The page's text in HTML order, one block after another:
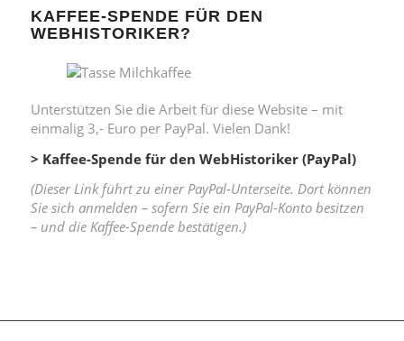
KAFFEE-SPENDE FÜR DEN
WEBHISTORIKER?
Unterstützen Sie die Arbeit für diese Website – mit
einmalig 3,- Euro per PayPal. Vielen Dank!
> Kaffee-Spende für den WebHistoriker (PayPal)
(Dieser Link führt zu einer PayPal-Unterseite. Dort können
Sie sich anmelden – sofern Sie ein PayPal-Konto besitzen
– und die Kaffee-Spende bestätigen.)